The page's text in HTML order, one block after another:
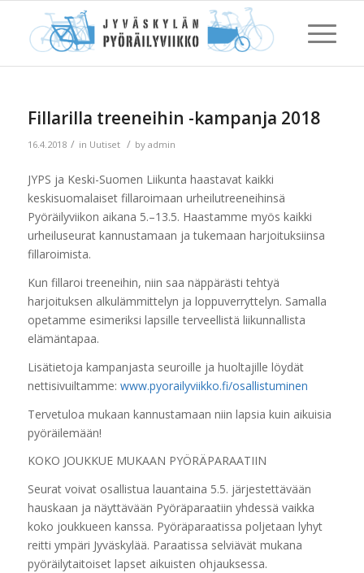
Fillarilla treeneihin -kampanja 2018
16.4.2018 / in Uutiset / by admin
JYPS ja Keski-Suomen Liikunta haastavat kaikki
keskisuomalaiset fillaroimaan urheilutreeneihinsä
Pyöräilyviikon aikana 5.–13.5. Haastamme myös kaikki
urheiluseurat kannustamaan ja tukemaan harjoituksiinsa
fillaroimista.
Kun fillaroi treeneihin, niin saa näppärästi tehtyä
harjoituksen alkulämmittelyn ja loppuverryttelyn. Samalla
opetamme esimeriksi lapsille terveellistä liikunnallista
elämäntapaa.
Lisätietoja kampanjasta seuroille ja huoltajille löydät
nettisivuiltamme: www.pyorailyviikko.fi/osallistuminen
Tervetuloa mukaan kannustamaan niin lapsia kuin aikuisia
pyöräilemään!
KOKO JOUKKUE MUKAAN PYÖRÄPARAATIIN
Seurat voivat osallistua lauantaina 5.5. järjestettävään
hauskaan ja näyttävään Pyöräparaatiin yhdessä vaikka
koko joukkueen kanssa. Pyöräparaatissa poljetaan lyhyt
reitti ympäri Jyväskylää. Paraatissa selviävät mukana
pyöräilytaitoiset lapset aikuisten ohjauksessa.